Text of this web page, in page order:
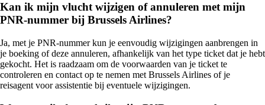
Kan ik mijn vlucht wijzigen of annuleren met mijn
PNR-nummer bij Brussels Airlines?
Ja, met je PNR-nummer kun je eenvoudig wijzigingen aanbrengen in
je boeking of deze annuleren, afhankelijk van het type ticket dat je hebt
gekocht. Het is raadzaam om de voorwaarden van je ticket te
controleren en contact op te nemen met Brussels Airlines of je
reisagent voor assistentie bij eventuele wijzigingen.